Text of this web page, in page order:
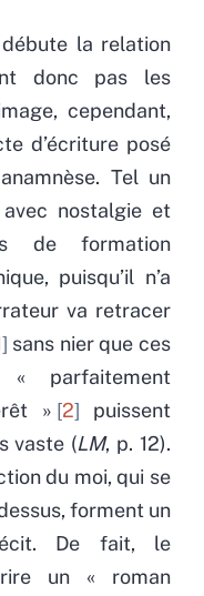
la relation
donc pas les
cependant,
d’écriture posé
Tel un
nostalgie et
de formation
puisqu’il n’a
va retracer
sans nier que ces
« parfaitement
» 2
puissent
vaste (LM, p. 12).
du moi, qui se
forment un
De fait, le
un « roman